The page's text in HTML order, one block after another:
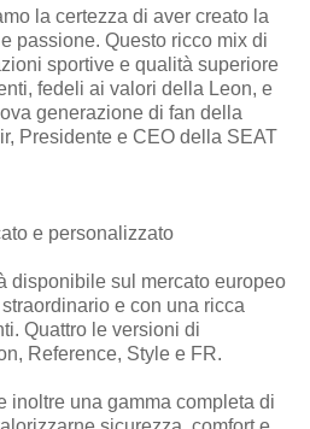
la certezza di aver creato la
passione. Questo ricco mix di
sportive e qualità superiore
fedeli ai valori della Leon, e
generazione di fan della
Presidente e CEO della SEAT
e personalizzato
disponibile sul mercato europeo
e con una ricca
Quattro le versioni di
Reference, Style e FR.
inoltre una gamma completa di